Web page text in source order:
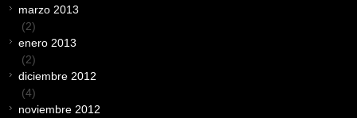
marzo 2013
(2)
enero 2013
(2)
diciembre 2012
(4)
noviembre 2012